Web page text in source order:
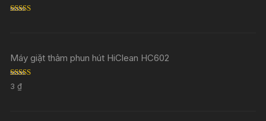
Máy giặt thảm phun hút HiClean HC602
Rated
out of 5
3₫